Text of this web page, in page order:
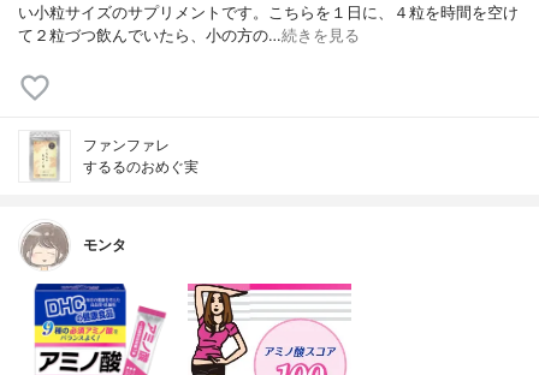
い小粒サイズのサプリメントです。こちらを１日に、４粒を時間を空け
て２粒づつ飲んでいたら、小の方の…続きを見る
ファンファレ
するるのおめぐ実
モンタ